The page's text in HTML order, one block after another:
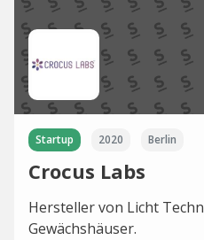
Startup 2020 Berlin
Crocus Labs
Hersteller von Licht
Gewächshäuser.